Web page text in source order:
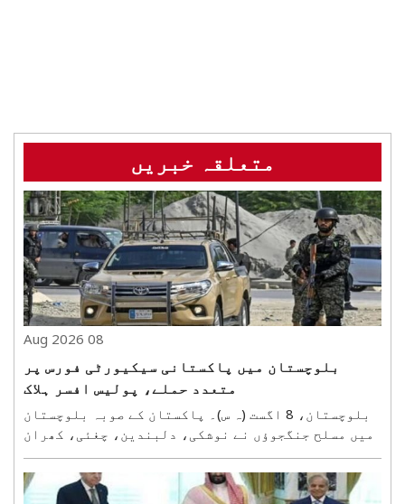
متعلقہ خبریں
08 Aug 2026
بلوچستان میں پاکستانی سیکیورٹی فورس پر
متعدد حملے، پولیس افسر ہلاک
بلوچستان، 8 اگست (ہ س)۔ پاکستان کے صوبہ بلوچستان
میں مسلح جنگجوؤں نے نوشکی، دلبندین، چغئی، کھران
اور بولان سمیت کئی علاقوں میں پاکستانی سیکورٹی
فورسز اور انکی گاڑیوں کو نشانہ بنایا۔ ان واقعات
میں ایک پولیس افسر کے ہلاک ہونے کی اطلاع ہے، جب کہ